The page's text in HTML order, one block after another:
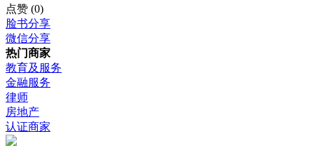
点赞 (0)
脸书分享
微信分享
热门商家
教育及服务
金融服务
律师
房地产
认证商家